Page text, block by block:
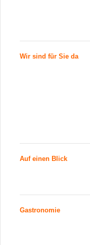
Wir sind für Sie da
Auf einen Blick
Gastronomie